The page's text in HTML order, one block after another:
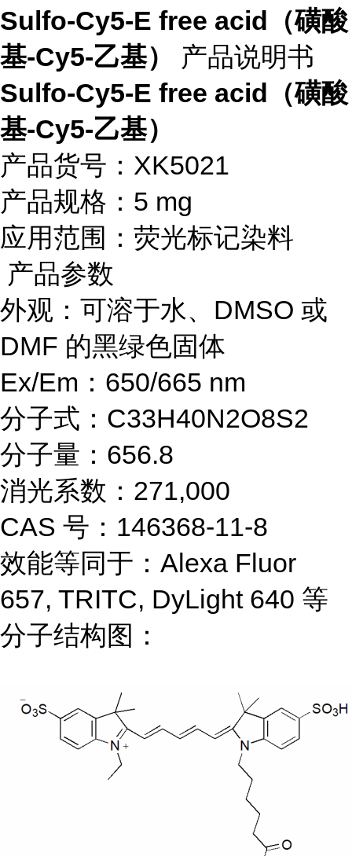
Sulfo-Cy5-E free acid（磺酸
基-Cy5-乙基）
产品说明书
Sulfo-Cy5-E free acid（磺酸
基-Cy5-乙基）
产品货号：XK5021
产品规格：5 mg
应用范围：荧光标记染料
产品参数
外观：可溶于水、DMSO 或
DMF 的黑绿色固体
Ex/Em：650/665 nm
分子式：C33H40N2O8S2
分子量：656.8
消光系数：271,000
CAS 号：146368-11-8
效能等同于：Alexa Fluor
657, TRITC, DyLight 640 等
分子结构图：